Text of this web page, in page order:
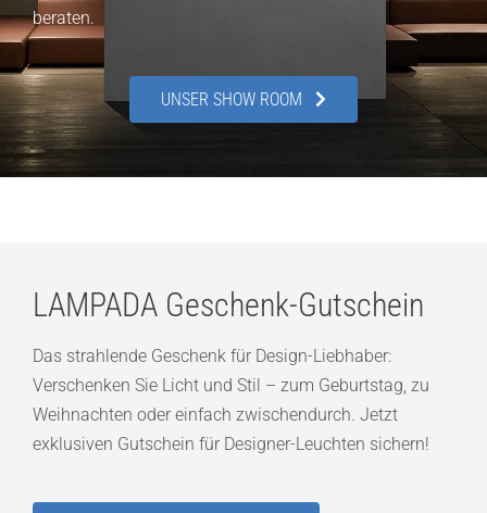
beraten.
UNSER SHOW ROOM
LAMPADA Geschenk-Gutschein
Das strahlende Geschenk für Design-Liebhaber:
Verschenken Sie Licht und Stil – zum Geburtstag, zu
Weihnachten oder einfach zwischendurch. Jetzt
exklusiven Gutschein für Designer-Leuchten sichern!